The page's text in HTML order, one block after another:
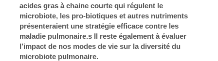
acides gras à chaine courte qui régulent le
microbiote, les pro-biotiques et autres nutriments
présenteraient une stratégie efficace contre les
maladie pulmonaire.s Il reste également à évaluer
l’impact de nos modes de vie sur la diversité du
microbiote pulmonaire.